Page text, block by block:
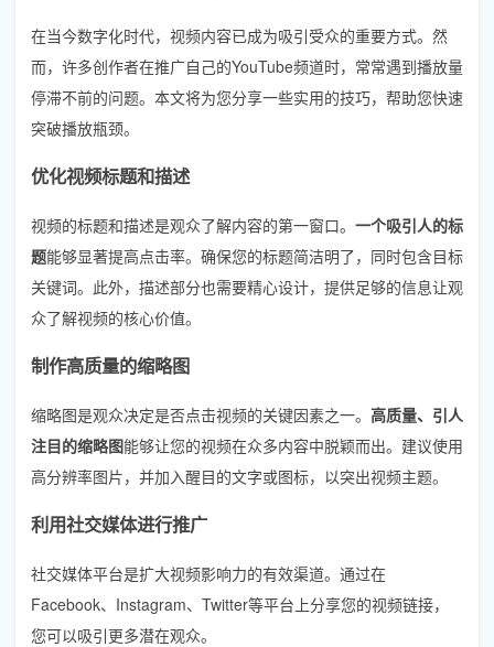
在当今数字化时代，视频内容已成为吸引受众的重要方式。然
而，许多创作者在推广自己的YouTube频道时，常常遇到播放量
停滞不前的问题。本文将为您分享一些实用的技巧，帮助您快速
突破播放瓶颈。
优化视频标题和描述
视频的标题和描述是观众了解内容的第一窗口。 一个吸引人的标
题能够显著提高点击率。确保您的标题简洁明了，同时包含目标
关键词。此外，描述部分也需要精心设计，提供足够的信息让观
众了解视频的核心价值。
制作高质量的缩略图
缩略图是观众决定是否点击视频的关键因素之一。 高质量、引人
注目的缩略图能够让您的视频在众多内容中脱颖而出。建议使用
高分辨率图片，并加入醒目的文字或图标，以突出视频主题。
利用社交媒体进行推广
社交媒体平台是扩大视频影响力的有效渠道。通过在
Facebook、Instagram、Twitter等平台上分享您的视频链接，
您可以吸引更多潜在观众。